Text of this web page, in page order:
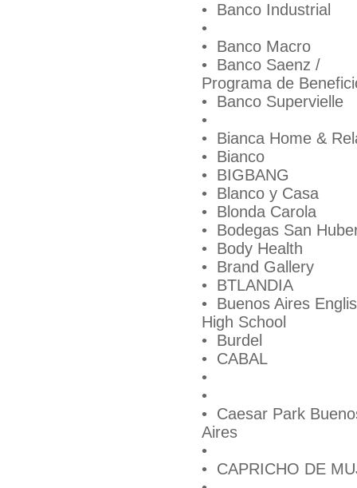
• Banco Industrial
•
• Banco Macro
• Banco Saenz /
Programa de
• Banco Supervielle
•
• Bianca Home &
• Bianco
• BIGBANG
• Blanco y Casa
• Blonda Carola
• Bodegas San
• Body Health
• Brand Gallery
• BTLANDIA
• Buenos Aires
High School
• Burdel
• CABAL
•
•
• Caesar Park
Aires
•
• CAPRICHO DE